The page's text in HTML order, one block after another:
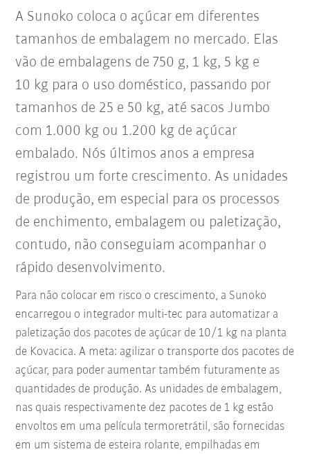
A Sunoko coloca o açúcar em diferentes
tamanhos de embalagem no mercado. Elas
vão de embalagens de 750 g, 1 kg, 5 kg e
10 kg para o uso doméstico, passando por
tamanhos de 25 e 50 kg, até sacos Jumbo
com 1.000 kg ou 1.200 kg de açúcar
embalado. Nós últimos anos a empresa
registrou um forte crescimento. As unidades
de produção, em especial para os processos
de enchimento, embalagem ou paletização,
contudo, não conseguiam acompanhar o
rápido desenvolvimento.
Para não colocar em risco o crescimento, a Sunoko
encarregou o integrador multi-tec para automatizar a
paletização dos pacotes de açúcar de 10/1 kg na planta
de Kovacica. A meta: agilizar o transporte dos pacotes de
açúcar, para poder aumentar também futuramente as
quantidades de produção. As unidades de embalagem,
nas quais respectivamente dez pacotes de 1 kg estão
envoltos em uma película termoretrátil, são fornecidas
em um sistema de esteira rolante, empilhadas em